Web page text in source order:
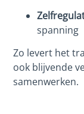
spanning
Zo levert het
ook blijvende
samenwerken.